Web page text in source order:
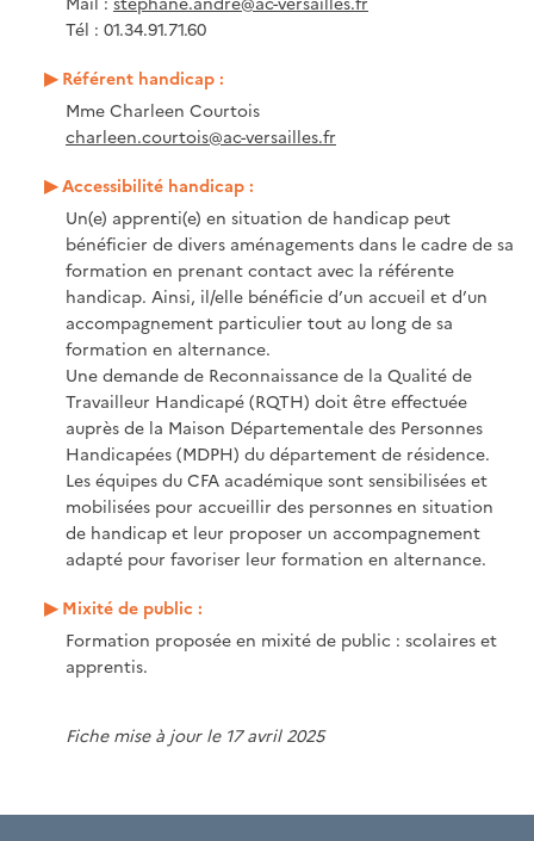
Tél : 01.34.91.71.60
Référent handicap :
Mme Charleen Courtois
charleen.courtois@ac-versailles.fr
Accessibilité handicap :
Un(e) apprenti(e) en situation de handicap peut
bénéficier de divers aménagements dans le cadre de sa
formation en prenant contact avec la référente
handicap. Ainsi, il/elle bénéficie d’un accueil et d’un
accompagnement particulier tout au long de sa
formation en alternance.
Une demande de Reconnaissance de la Qualité de
Travailleur Handicapé (RQTH) doit être effectuée
auprès de la Maison Départementale des Personnes
Handicapées (MDPH) du département de résidence.
Les équipes du CFA académique sont sensibilisées et
mobilisées pour accueillir des personnes en situation
de handicap et leur proposer un accompagnement
adapté pour favoriser leur formation en alternance.
Mixité de public :
Formation proposée en mixité de public : scolaires et
apprentis.
Fiche mise à jour le 17 avril 2025